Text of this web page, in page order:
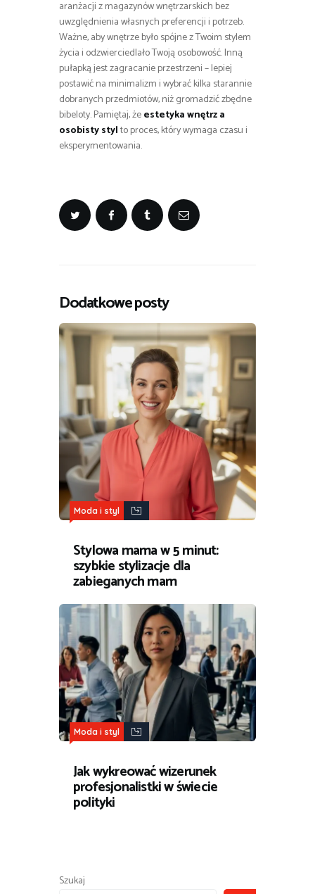
aranżacji z magazynów wnętrzarskich bez
uwzględnienia własnych preferencji i potrzeb.
Ważne, aby wnętrze było spójne z Twoim stylem
życia i odzwierciedlało Twoją osobowość. Inną
pułapką jest zagracanie przestrzeni – lepiej
postawić na minimalizm i wybrać kilka starannie
dobranych przedmiotów, niż gromadzić zbędne
bibeloty. Pamiętaj, żeestetyka wnętrz a
osobisty stylto proces, który wymaga czasu i
eksperymentowania.
Dodatkowe posty
Moda i styl
Stylowa mama w 5 minut:
szybkie stylizacje dla
zabieganych mam
Moda i styl
Jak wykreować wizerunek
profesjonalistki w świecie
polityki
Szukaj